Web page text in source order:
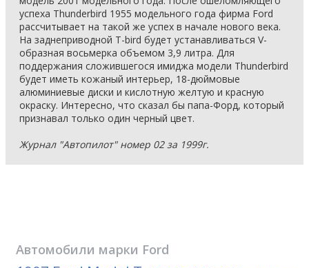
успеха Thunderbird 1955 модельного года фирма Ford
рассчитывает на такой же успех в начале нового века.
На заднеприводной T-bird будет устанавливаться V-
образная восьмерка объемом 3,9 литра. Для
поддержания сложившегося имиджа модели Thunderbird
будет иметь кожаный интерьер, 18-дюймовые
алюминиевые диски и кислотную желтую и красную
окраску. Интересно, что сказал бы папа-Форд, который
признавал только один черный цвет.
Журнал "Автопилот" номер 02 за 1999г.
Автомобили марки Ford